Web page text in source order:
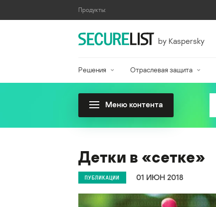
Продукты:
by Kaspersky
Решения Отраслевая защита
Меню контента
Детки в «сетке»
ПУБЛИКАЦИИ 01 ИЮН 2018